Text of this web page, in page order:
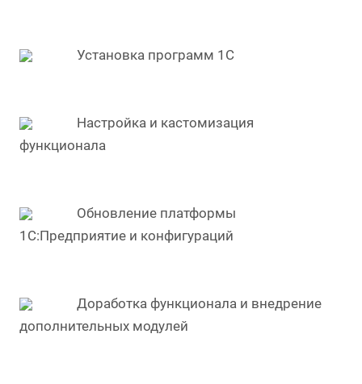
Установка программ 1С
Настройка и кастомизация
функционала
Обновление платформы
1С:Предприятие и конфигураций
Доработка функционала и внедрение
дополнительных модулей